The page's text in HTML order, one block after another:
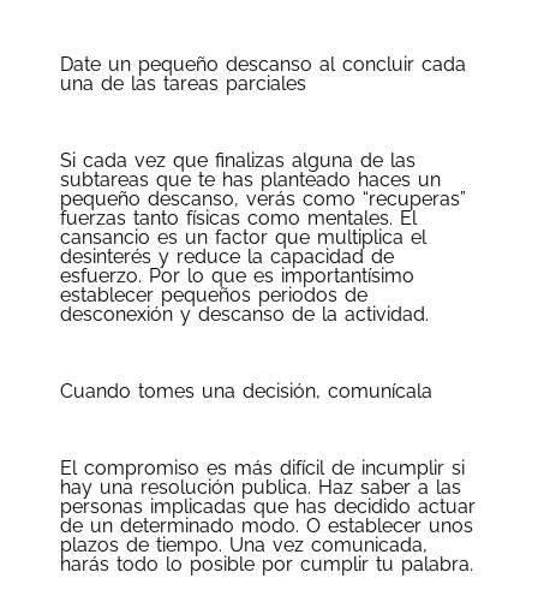
Date un pequeño descanso al concluir cada
una de las tareas parciales
Si cada vez que finalizas alguna de las
subtareas que te has planteado haces un
pequeño descanso, verás como “recuperas”
fuerzas tanto físicas como mentales. El
cansancio es un factor que multiplica el
desinterés y reduce la capacidad de
esfuerzo. Por lo que es importantísimo
establecer pequeños periodos de
desconexión y descanso de la actividad.
Cuando tomes una decisión, comunícala
El compromiso es más difícil de incumplir si
hay una resolución publica. Haz saber a las
personas implicadas que has decidido actuar
de un determinado modo. O establecer unos
plazos de tiempo. Una vez comunicada,
harás todo lo posible por cumplir tu palabra.